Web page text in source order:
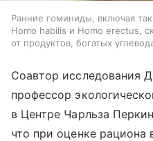
Ранние гоминиды, включая
Homo habilis и Homo erectus,
от продуктов, богатых
Соавтор исследования
профессор
в Центре Чарльза
что при оценке рациона